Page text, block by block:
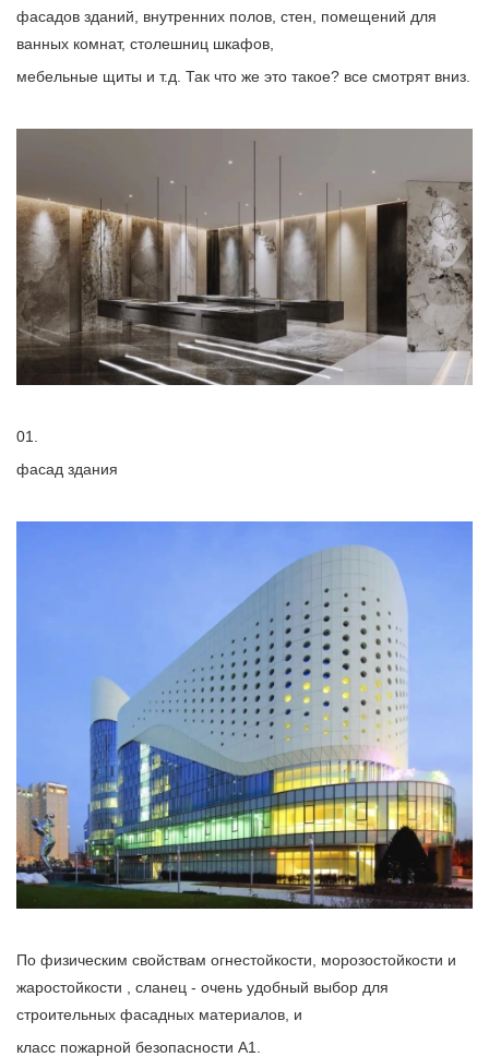
фасадов зданий, внутренних полов, стен, помещений для
ванных комнат, столешниц шкафов,
мебельные щиты и т.д. Так что же это такое? все смотрят вниз.
01.
фасад здания
По физическим свойствам огнестойкости, морозостойкости и
жаростойкости , сланец - очень удобный выбор для
строительных фасадных материалов, и
класс пожарной безопасности А1.